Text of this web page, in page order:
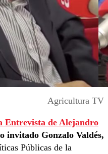
Agricultura TV
Entrevista de Alejandro
invitado Gonzalo Valdés,
Públicas de la